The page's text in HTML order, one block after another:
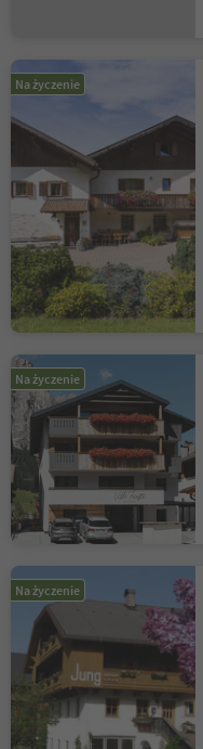
Na życzenie
Na życzenie
Na życzenie